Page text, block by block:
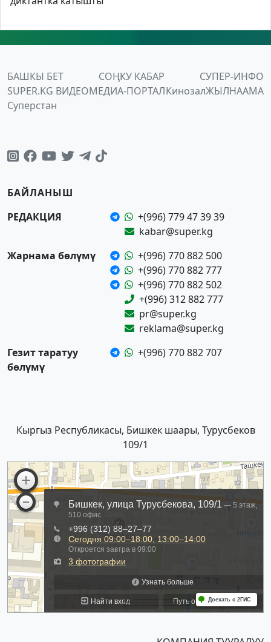
БАШКЫ БЕТ СОҢКУ КАБАР
СУПЕР-ИНФО
SUPER.KG ВИДЕОМЕДИА-ПОРТАЛКинозалЖЫЛНААМА
Суперстан
БАЙЛАНЫШ
РЕДАКЦИЯ
+(996) 779 47 39 39
kabar@super.kg
Жарнама бөлүмү
+(996) 770 882 500
+(996) 770 882 777
+(996) 770 882 502
+(996) 312 882 777
pr@super.kg
reklama@super.kg
Гезит таратуу
бөлүмү
+(996) 770 882 707
Кыргыз Республикасы, Бишкек шаары, Турусбеков
109/1